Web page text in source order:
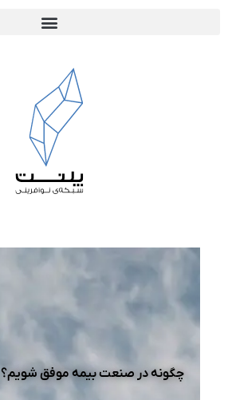
چگونه در صنعت بیمه موفق شویم؟